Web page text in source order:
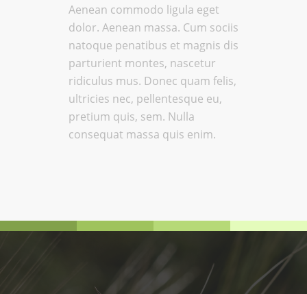
Aenean commodo ligula eget
dolor. Aenean massa. Cum sociis
natoque penatibus et magnis dis
parturient montes, nascetur
ridiculus mus. Donec quam felis,
ultricies nec, pellentesque eu,
pretium quis, sem. Nulla
consequat massa quis enim.